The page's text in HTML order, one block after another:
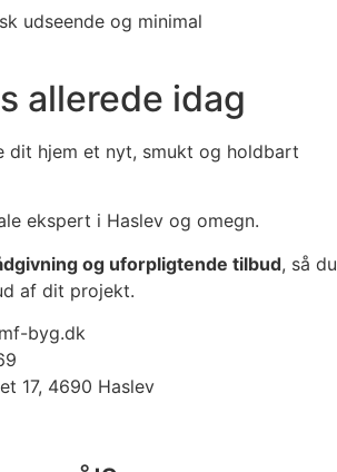
udseende og minimal
allerede idag
dit hjem et nyt, smukt og holdbart
ekspert i Haslev og omegn.
og uforpligtende tilbud, så du
af dit projekt.
byg.dk
17, 4690 Haslev